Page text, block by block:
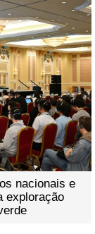
nacionais e
exploração